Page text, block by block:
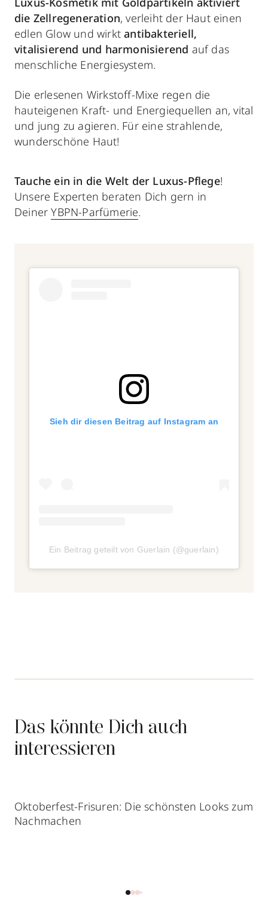
die Zellregeneration, verleiht der Haut einen
edlen Glow und wirktantibakteriell,
vitalisierend und harmonisierend auf das
menschliche Energiesystem.
Die erlesenen Wirkstoff-Mixe regen die
hauteigenen Kraft- und Energiequellen an, vital
und jung zu agieren. Für eine strahlende,
wunderschöne Haut!
Tauche ein in die Welt der Luxus-Pflege!
Unsere Experten beraten Dich gern in
DeinerYBPN-Parfümerie.
Sieh dir diesen Beitrag auf Instagram an
Ein Beitrag geteilt von Guerlain (@guerlain)
Das könnte Dich auch
interessieren
Oktoberfest-Frisuren: Die schönsten Looks zum
Nachmachen